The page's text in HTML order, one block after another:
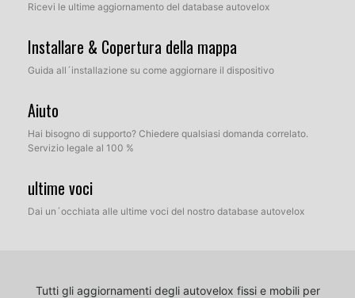
Ricevi le ultime aggiornamento del database autovelox
Installare & Copertura della mappa
Guida all´installazione su come aggiornare il dispositivo
Aiuto
Hai bisogno di supporto? Chiedere qualsiasi domanda correlato.
Servizio legale al 100 %
ultime voci
Dai un´occhiata alle ultime voci del nostro database autovelox
Tutti gli aggiornamenti degli autovelox fissi e mobili per